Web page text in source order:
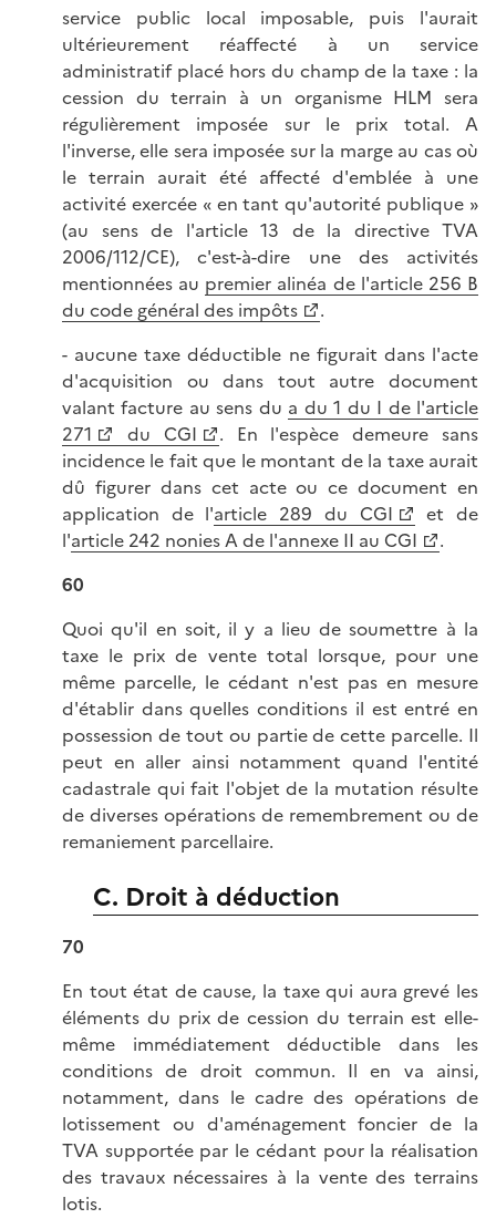
service public local imposable, puis l'aurait
ultérieurement réaffecté à un service
administratif placé hors du champ de la taxe : la
cession du terrain à un organisme HLM sera
régulièrement imposée sur le prix total. A
l'inverse, elle sera imposée sur la marge au cas où
le terrain aurait été affecté d'emblée à une
activité exercée « en tant qu'autorité publique »
(au sens de l'article 13 de la directive TVA
2006/112/CE), c'est-à-dire une des activités
mentionnées au premier alinéa de l'article 256 B
du code général des impôts
.
- aucune taxe déductible ne figurait dans l'acte
d'acquisition ou dans tout autre document
valant facture au sens du a du 1 du I de l'article
271
du CGI
. En l'espèce demeure sans
incidence le fait que le montant de la taxe aurait
dû figurer dans cet acte ou ce document en
application de l'article 289 du CGI
et de
l'article 242 nonies A de l'annexe II au CGI
.
60
Quoi qu'il en soit, il y a lieu de soumettre à la
taxe le prix de vente total lorsque, pour une
même parcelle, le cédant n'est pas en mesure
d'établir dans quelles conditions il est entré en
possession de tout ou partie de cette parcelle. Il
peut en aller ainsi notamment quand l'entité
cadastrale qui fait l'objet de la mutation résulte
de diverses opérations de remembrement ou de
remaniement parcellaire.
C. Droit à déduction
70
En tout état de cause, la taxe qui aura grevé les
éléments du prix de cession du terrain est elle-
même immédiatement déductible dans les
conditions de droit commun. Il en va ainsi,
notamment, dans le cadre des opérations de
lotissement ou d'aménagement foncier de la
TVA supportée par le cédant pour la réalisation
des travaux nécessaires à la vente des terrains
lotis.